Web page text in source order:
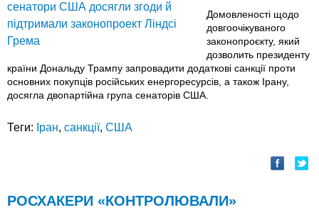
Домовленості щодо
довгоочікуваного
законопроєкту, який
дозволить президенту
країни Дональду Трампу запровадити додаткові санкції проти
основних покупців російських енергоресурсів, а також Ірану,
досягла двопартійна група сенаторів США.
Теги: Іран, санкції, США
РОСХАКЕРИ «КОНТРОЛЮВАЛИ»